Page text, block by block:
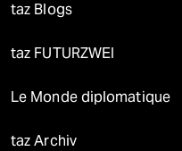
taz Blogs
taz FUTURZWEI
Le Monde diplomatique
taz Archiv